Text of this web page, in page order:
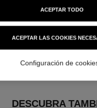
de 18 quilates
DESCUBRA
ACEPTAR LAS COOKIES
ACEPTAR TODO
Configuración de